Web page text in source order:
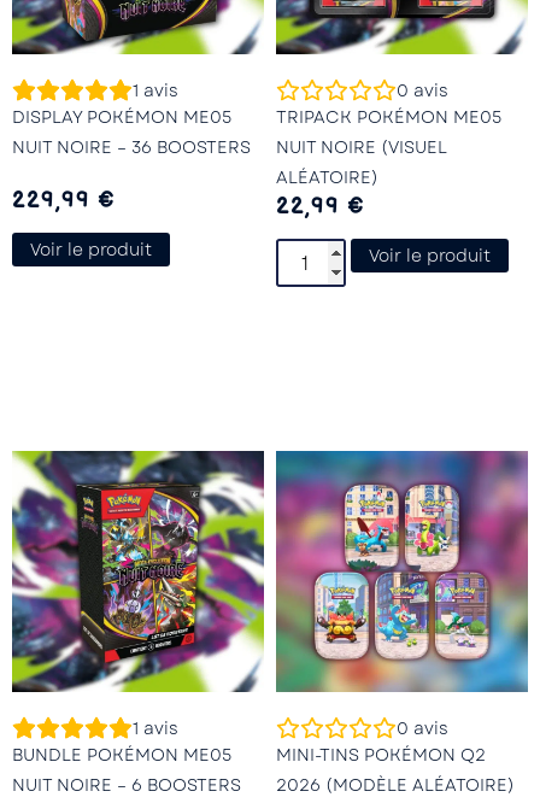
1 avis
DISPLAY POKÉMON ME05
NUIT NOIRE – 36 BOOSTERS
229,99 €
Voir le produit
0 avis
TRIPACK POKÉMON ME05
NUIT NOIRE (VISUEL
ALÉATOIRE)
22,99 €
Voir le produit
1 avis
BUNDLE POKÉMON ME05
NUIT NOIRE – 6 BOOSTERS
0 avis
MINI-TINS POKÉMON Q2
2026 (MODÈLE ALÉATOIRE)